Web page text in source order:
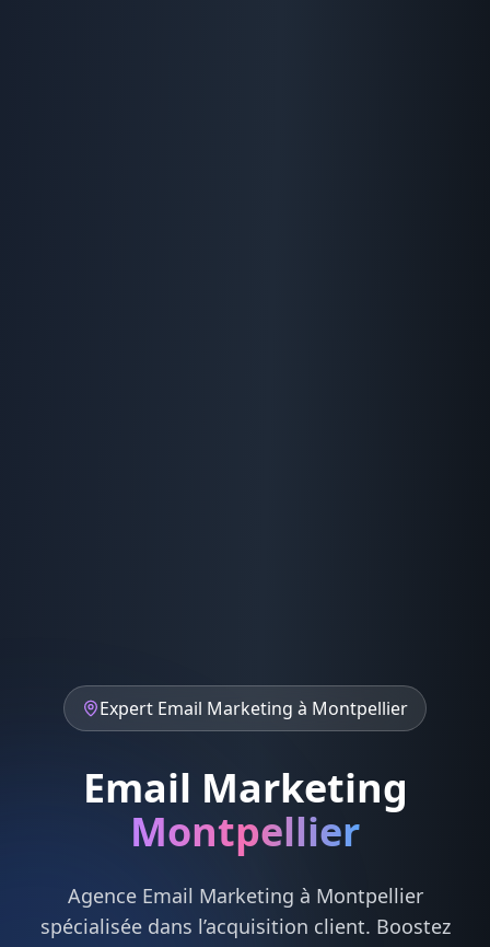
Expert Email Marketing à Montpellier
Email Marketing
Montpellier
Agence Email Marketing à Montpellier
spécialisée dans l’acquisition client. Boostez